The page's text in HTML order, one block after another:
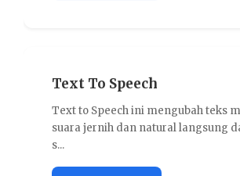
To Speech
to Speech ini mengubah teks menjadi
jernih dan natural langsung dari browser,